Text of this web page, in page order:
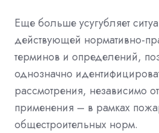
Еще больше усугубляет
действующей нормативно-
терминов и определений,
однозначно
рассмотрения, независимо от
применения – в рамках
общестроительных норм.